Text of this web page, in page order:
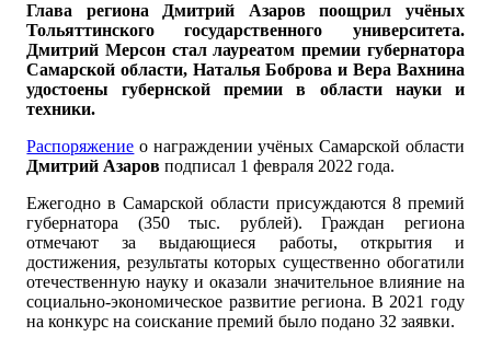
Глава региона Дмитрий Азаров поощрил учёных
Тольяттинского государственного университета.
Дмитрий Мерсон стал лауреатом премии губернатора
Самарской области, Наталья Боброва и Вера Вахнина
удостоены губернской премии в области науки и
техники.
Распоряжение о награждении учёных Самарской области
Дмитрий Азаров подписал 1 февраля 2022 года.
Ежегодно в Самарской области присуждаются 8 премий
губернатора (350 тыс. рублей). Граждан региона
отмечают за выдающиеся работы, открытия и
достижения, результаты которых существенно обогатили
отечественную науку и оказали значительное влияние на
социально-экономическое развитие региона. В 2021 году
на конкурс на соискание премий было подано 32 заявки.